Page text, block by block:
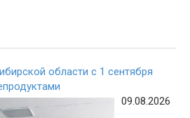
области с 1 сентября
09.08.2026